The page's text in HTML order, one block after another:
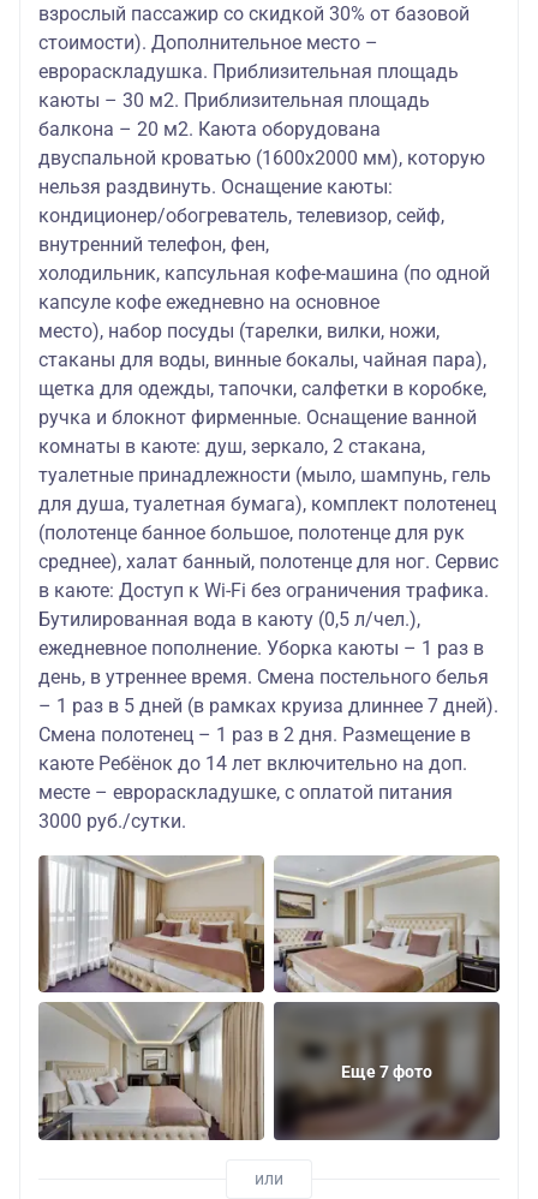
взрослый пассажир со скидкой 30% от базовой
стоимости). Дополнительное место –
еврораскладушка. Приблизительная площадь
каюты – 30 м2. Приблизительная площадь
балкона – 20 м2. Каюта оборудована
двуспальной кроватью (1600х2000 мм), которую
нельзя раздвинуть. Оснащение каюты:
кондиционер/обогреватель, телевизор, сейф,
внутренний телефон, фен,
холодильник, капсульная кофе-машина (по одной
капсуле кофе ежедневно на основное
место), набор посуды (тарелки, вилки, ножи,
стаканы для воды, винные бокалы, чайная пара),
щетка для одежды, тапочки, салфетки в коробке,
ручка и блокнот фирменные. Оснащение ванной
комнаты в каюте: душ, зеркало, 2 стакана,
туалетные принадлежности (мыло, шампунь, гель
для душа, туалетная бумага), комплект полотенец
(полотенце банное большое, полотенце для рук
среднее), халат банный, полотенце для ног. Сервис
в каюте: Доступ к Wi-Fi без ограничения трафика.
Бутилированная вода в каюту (0,5 л/чел.),
ежедневное пополнение. Уборка каюты – 1 раз в
день, в утреннее время. Смена постельного белья
– 1 раз в 5 дней (в рамках круиза длиннее 7 дней).
Смена полотенец – 1 раз в 2 дня. Размещение в
каюте Ребёнок до 14 лет включительно на доп.
месте – еврораскладушке, с оплатой питания
3000 руб./сутки.
Еще 7 фото